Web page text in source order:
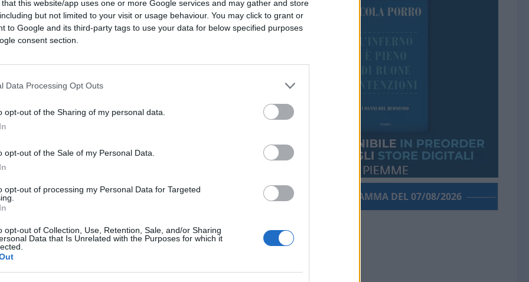
that this website/app uses one or more Google services and may gather and store
but not limited to your visit or usage behaviour. You may click to grant or
to Google and its third-party tags to use your data for below specified purposes
consent section.
Data Processing Opt Outs
opt-out of the Sharing of my personal data.
opt-out of the Sale of my Personal Data.
opt-out of processing my Personal Data for Targeted
opt-out of Collection, Use, Retention, Sale, and/or Sharing
Data that Is Unrelated with the Purposes for which it
in atto un attentato secondo tutti i crismi
tornato gelido, scaltro, prudente:
il j’accuse rituale: siete razzisti, mi
jus scholae col Pd
che quell’italiano era triste, verrà
nella famiglia che da parte sua
che se qualcuno si permette di
responsabilità.
di massa, chi osa temere, sentirsi
conseguenze e pesantissime
marxista che voleva capire gli altri
Cristo ve lo brucio in croce” non rileva,
Sì, che ci fa fuori tutti in nome della
PORROGRAMMA DEL 07/08/2026